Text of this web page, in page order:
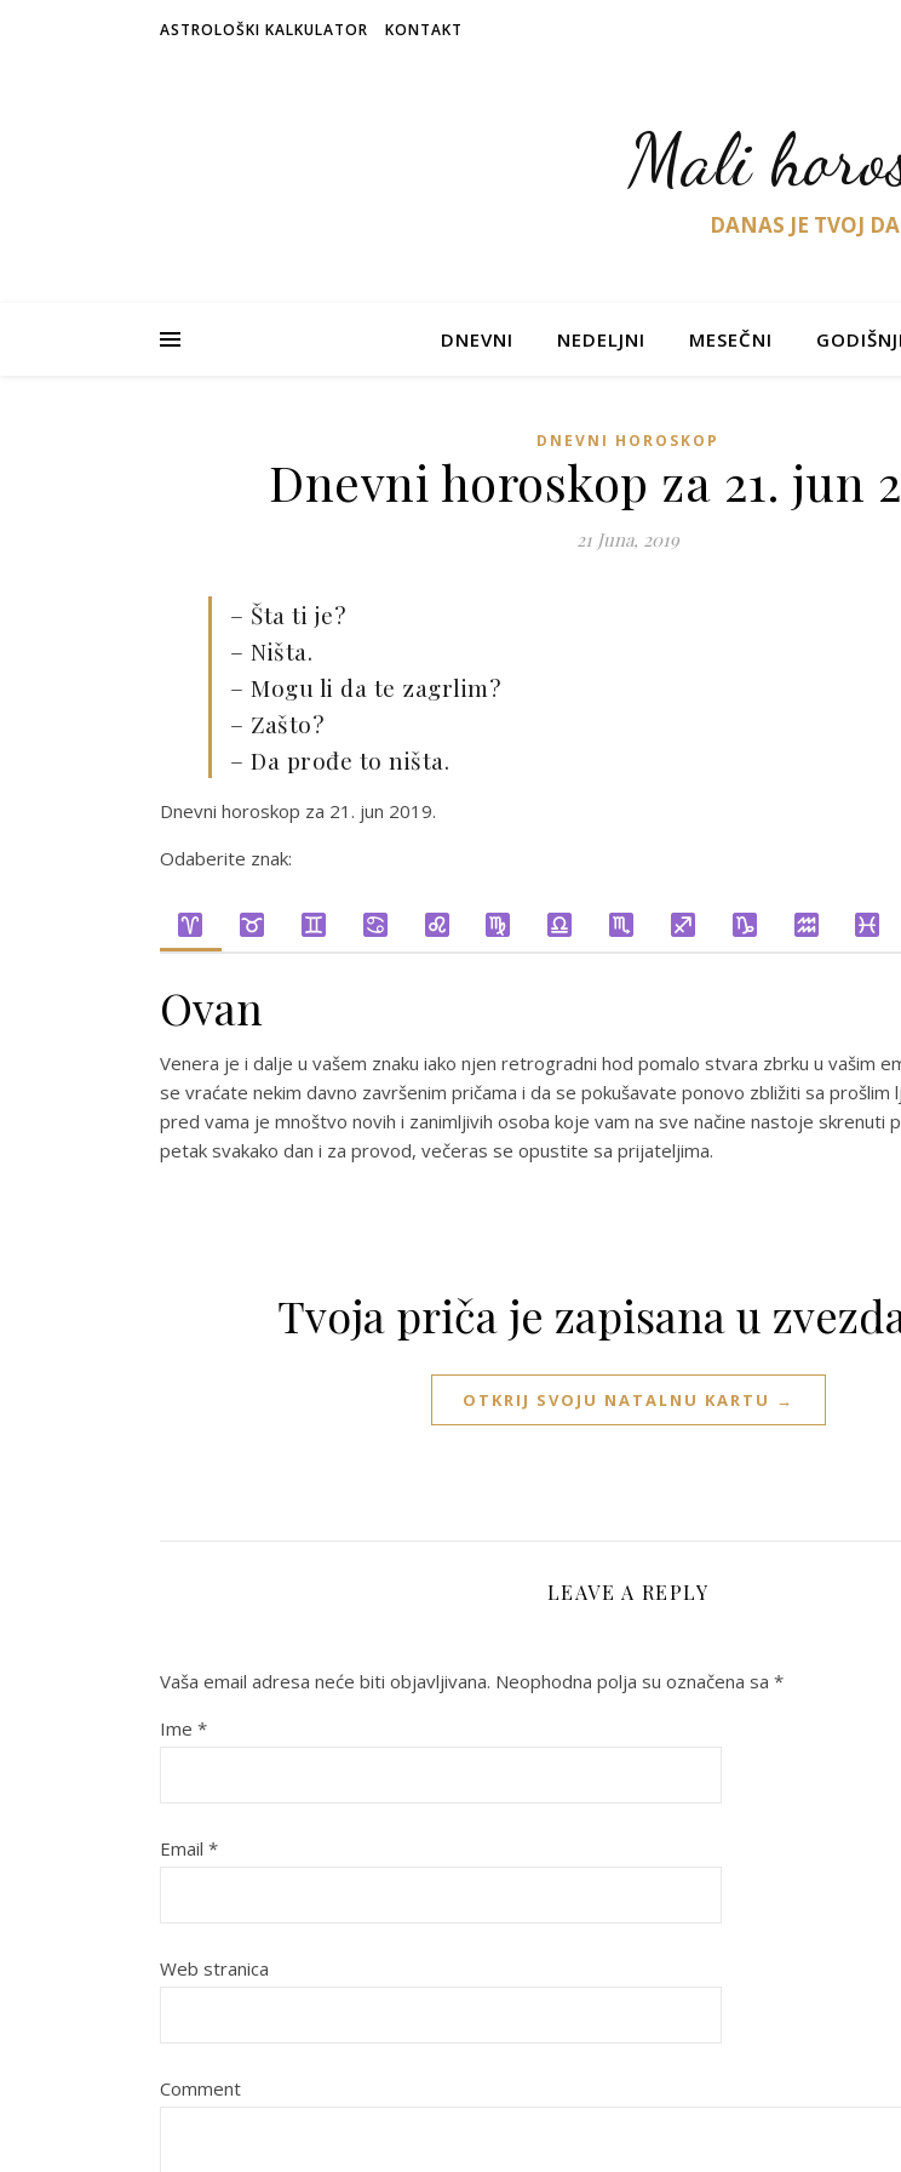
ASTROLOŠKI KALKULATOR KONTAKT
Mali
DANAS JE TVOJ
DNEVNI NEDELJNI MESEČNI GODIŠNJI
DNEVNI HOROSKOP
Dnevni horoskop za 21. jun
21 Juna, 2019
– Šta ti je?
– Ništa.
– Mogu li da te zagrlim?
– Zašto?
– Da prođe to ništa.
Dnevni horoskop za 21. jun 2019.
Odaberite znak:
Ovan
Venera je i dalje u vašem znaku iako njen retrogradni hod pomalo stvara zbrku u vašim
se vraćate nekim davno završenim pričama i da se pokušavate ponovo zbližiti sa prošlim
pred vama je mnoštvo novih i zanimljivih osoba koje vam na sve načine nastoje skrenuti
petak svakako dan i za provod, večeras se opustite sa prijateljima.
Tvoja priča je zapisana u
OTKRIJ SVOJU NATALNU KARTU →
LEAVE A REPLY
Vaša email adresa neće biti objavljivana. Neophodna polja su označena sa *
Ime *
Email *
Web stranica
Comment